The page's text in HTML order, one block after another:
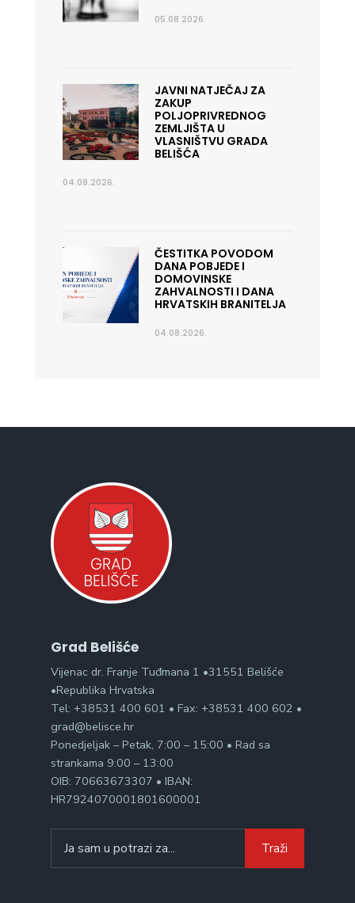
05.08.2026.
JAVNI NATJEČAJ ZA
ZAKUP
POLJOPRIVREDNOG
ZEMLJIŠTA U
VLASNIŠTVU GRADA
BELIŠĆA
04.08.2026.
ČESTITKA POVODOM
DANA POBJEDE I
DOMOVINSKE
ZAHVALNOSTI I DANA
HRVATSKIH BRANITELJA
04.08.2026.
Grad Belišće
Vijenac dr. Franje Tuđmana 1 •31551 Belišće
•Republika Hrvatska
Tel: +38531 400 601 • Fax: +38531 400 602 •
grad@belisce.hr
Ponedjeljak – Petak, 7:00 – 15:00 • Rad sa
strankama 9:00 – 13:00
OIB: 70663673307 • IBAN:
HR7924070001801600001
for:
Traži